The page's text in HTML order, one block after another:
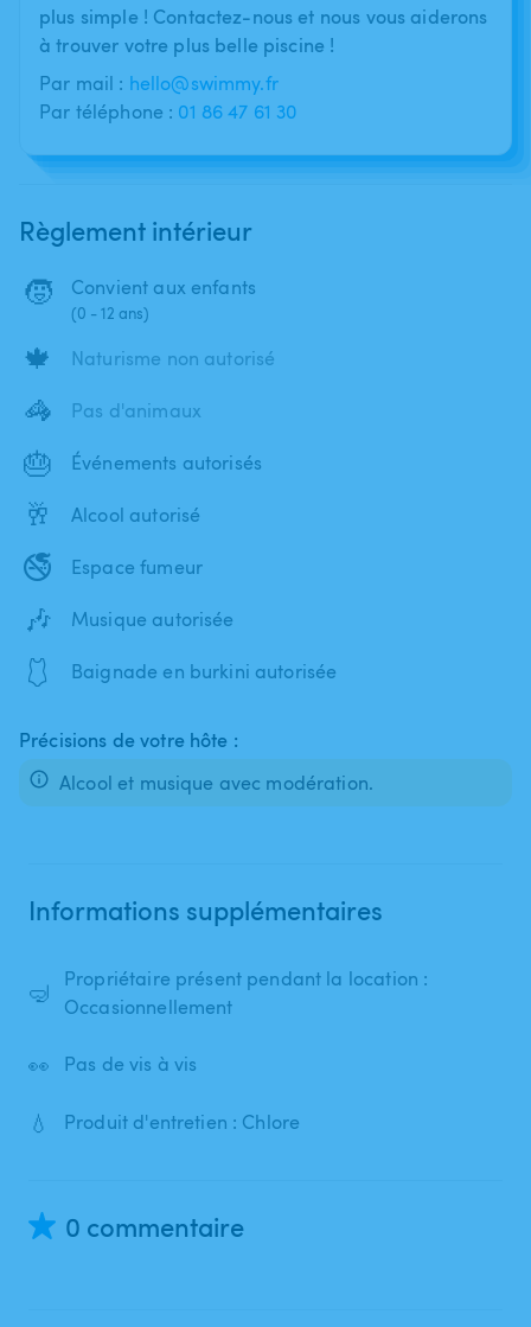
plus simple ! Contactez-nous et nous vous aiderons
à trouver votre plus belle piscine !
Par mail : hello@swimmy.fr
Par téléphone : 01 86 47 61 30
Règlement intérieur
🧒 Convient aux enfants
(0 - 12 ans)
🍁 Naturisme non autorisé
🦓 Pas d'animaux
🎂 Événements autorisés
🥂 Alcool autorisé
🚭 Espace fumeur
🎶 Musique autorisée
🩱 Baignade en burkini autorisée
Précisions de votre hôte :
Alcool et musique avec modération.
Informations supplémentaires
🤿
Propriétaire présent pendant la location :
Occasionnellement
👀 Pas de vis à vis
💧 Produit d'entretien : Chlore
0 commentaire